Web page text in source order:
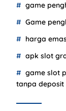
game
Game
harga
apk slot
game slot
tanpa deposit